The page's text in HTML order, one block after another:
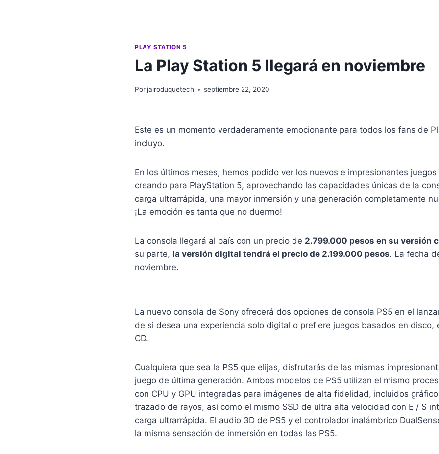
PLAY STATION 5
La Play Station 5 llegará en noviembre
Por jairoduquetech septiembre 22, 2020
Este es un momento verdaderamente emocionante para todos los fans de
incluyo.
En los últimos meses, hemos podido ver los nuevos e impresionantes
creando para PlayStation 5, aprovechando las capacidades únicas de la
carga ultrarrápida, una mayor inmersión y una generación completamente
¡La emoción es tanta que no duermo!
La consola llegará al país con un precio de 2.799.000 pesos en su versión
su parte, la versión digital tendrá el precio de 2.199.000 pesos. La fecha
noviembre.
La nuevo consola de Sony ofrecerá dos opciones de consola PS5 en el
de si desea una experiencia solo digital o prefiere juegos basados ​​en disco,
CD.
Cualquiera que sea la PS5 que elijas, disfrutarás de las mismas
juego de última generación. Ambos modelos de PS5 utilizan el mismo
con CPU y GPU integradas para imágenes de alta fidelidad, incluidos
trazado de rayos, así como el mismo SSD de ultra alta velocidad con E / S
carga ultrarrápida. El audio 3D de PS5 y el controlador inalámbrico
la misma sensación de inmersión en todas las PS5.